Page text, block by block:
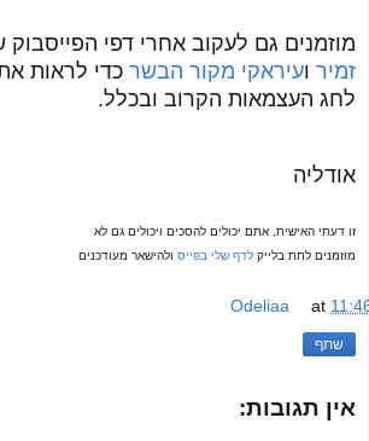
מוזמנים גם לעקוב אחרי דפי הפייסבוק
זמיר ועיראקי מקור הבשר כדי לראות
לחג העצמאות הקרוב ובכלל.
אודליה
זו דעתי האישית, אתם יכולים להסכים ויכולים גם לא
מוזמנים לתת בלייק לדף שלי בפייס ולהישאר מעודכנים
Odeliaa at
שתף
אין תגובות: